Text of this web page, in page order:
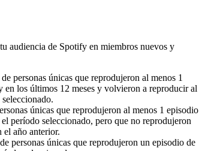
audiencia de Spotify en miembros nuevos y
personas únicas que reprodujeron al menos 1
en los últimos 12 meses y volvieron a reproducir al
únicas que reprodujeron al menos 1 episodio
período seleccionado, pero que no reprodujeron
el año anterior.
personas únicas que reprodujeron un episodio de